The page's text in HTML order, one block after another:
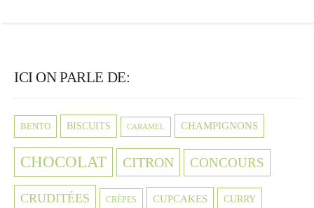
ICI ON PARLE DE:
BENTO BISCUITS CARAMEL CHAMPIGNONS
CHOCOLAT CITRON CONCOURS
CRUDITÉES CRÈPES CUPCAKES CURRY